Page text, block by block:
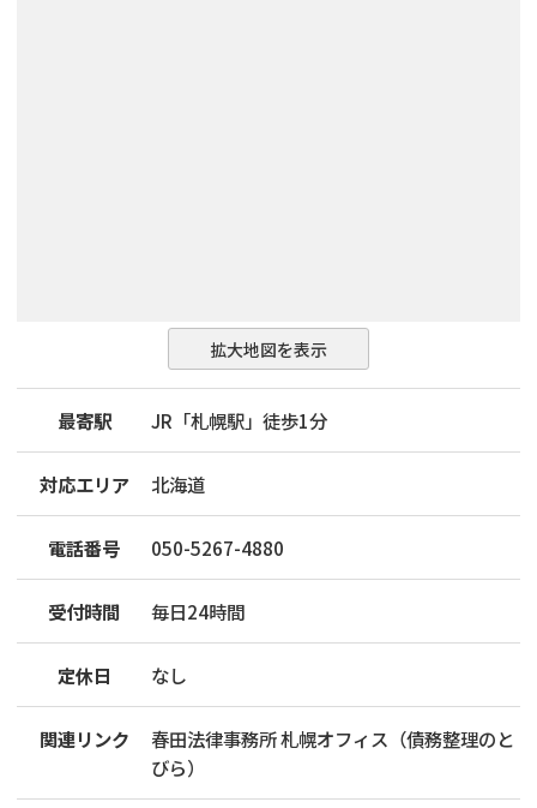
拡大地図を表示
最寄駅 JR「札幌駅」徒歩1分
対応エリア 北海道
電話番号 050-5267-4880
受付時間 毎日24時間
定休日 なし
関連リンク
春田法律事務所 札幌オフィス（債務整理のと
びら）